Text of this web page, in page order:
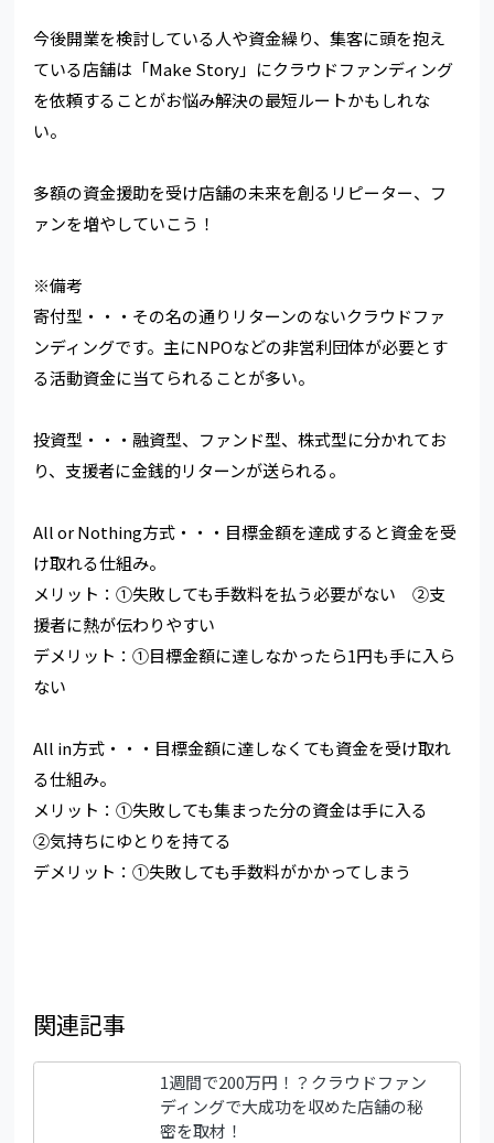
今後開業を検討している人や資金繰り、集客に頭を抱え
ている店舗は「Make Story」にクラウドファンディング
を依頼することがお悩み解決の最短ルートかもしれな
い。
多額の資金援助を受け店舗の未来を創るリピーター、フ
ァンを増やしていこう！
※備考
寄付型・・・その名の通りリターンのないクラウドファ
ンディングです。主にNPOなどの非営利団体が必要とす
る活動資金に当てられることが多い。
投資型・・・融資型、ファンド型、株式型に分かれてお
り、支援者に金銭的リターンが送られる。
All or Nothing方式・・・目標金額を達成すると資金を受
け取れる仕組み。
メリット：①失敗しても手数料を払う必要がない ②支
援者に熱が伝わりやすい
デメリット：①目標金額に達しなかったら1円も手に入ら
ない
All in方式・・・目標金額に達しなくても資金を受け取れ
る仕組み。
メリット：①失敗しても集まった分の資金は手に入る
②気持ちにゆとりを持てる
デメリット：①失敗しても手数料がかかってしまう
関連記事
1週間で200万円！？クラウドファン
ディングで大成功を収めた店舗の秘
密を取材！